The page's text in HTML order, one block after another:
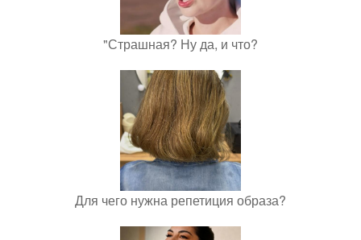
"Страшная? Ну да, и что?
Для чего нужна репетиция образа?